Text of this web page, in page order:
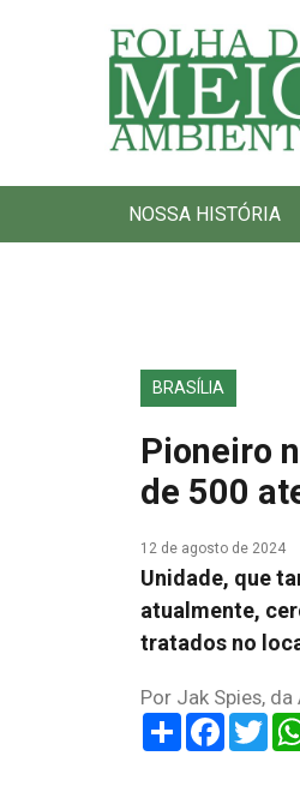
Folha do Meio Ambiente
NOSSA HISTÓRIA
BRASÍLIA
Pioneiro
de 500
12 de agosto de 2024
Unidade, que
atualmente,
tratados no
Por Jak Spies,
Share